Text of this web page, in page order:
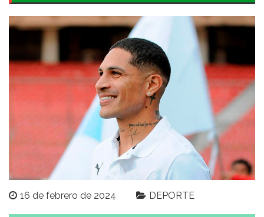
16 de febrero de 2024 DEPORTE